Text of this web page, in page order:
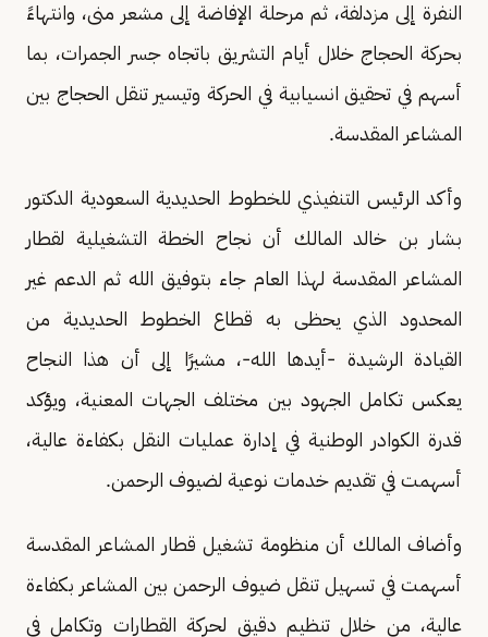
النفرة إلى مزدلفة، ثم مرحلة الإفاضة إلى مشعر منى، وانتهاءً
بحركة الحجاج خلال أيام التشريق باتجاه جسر الجمرات، بما
أسهم في تحقيق انسيابية في الحركة وتيسير تنقل الحجاج بين
المشاعر المقدسة.
وأكد الرئيس التنفيذي للخطوط الحديدية السعودية الدكتور
بشار بن خالد المالك أن نجاح الخطة التشغيلية لقطار
المشاعر المقدسة لهذا العام جاء بتوفيق الله ثم الدعم غير
المحدود الذي يحظى به قطاع الخطوط الحديدية من
القيادة الرشيدة -أيدها الله-، مشيرًا إلى أن هذا النجاح
يعكس تكامل الجهود بين مختلف الجهات المعنية، ويؤكد
قدرة الكوادر الوطنية في إدارة عمليات النقل بكفاءة عالية،
أسهمت في تقديم خدمات نوعية لضيوف الرحمن.
وأضاف المالك أن منظومة تشغيل قطار المشاعر المقدسة
أسهمت في تسهيل تنقل ضيوف الرحمن بين المشاعر بكفاءة
عالية، من خلال تنظيم دقيق لحركة القطارات وتكامل في